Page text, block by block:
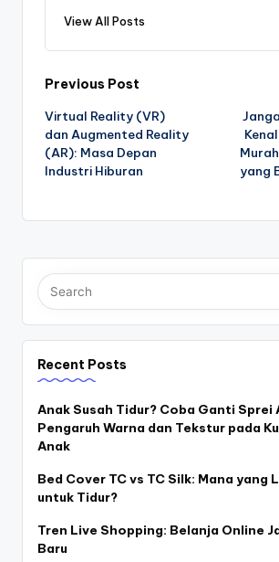
View All Posts
Post
navigation
Previous Post
Virtual Reality (VR)
dan Augmented Reality
(AR): Masa Depan
Industri Hiburan
yang
Recent Posts
Anak Susah Tidur? Coba Ganti Sprei
Pengaruh Warna dan Tekstur pada
Anak
Bed Cover TC vs TC Silk: Mana yang
untuk Tidur?
Tren Live Shopping: Belanja Online
Baru